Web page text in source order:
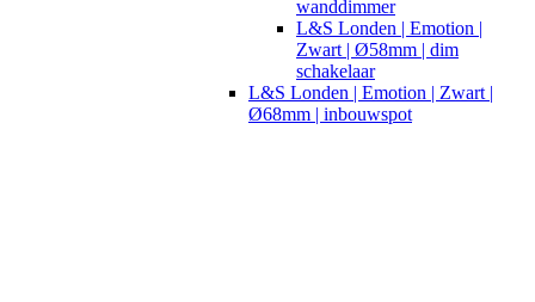
wanddimmer
L&S Londen | Emotion |
Zwart | Ø58mm | dim
schakelaar
L&S Londen | Emotion | Zwart |
Ø68mm | inbouwspot